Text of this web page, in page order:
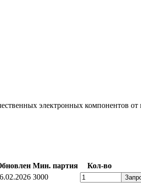
электронных компонентов
Мин. партия
Кол-во
3000